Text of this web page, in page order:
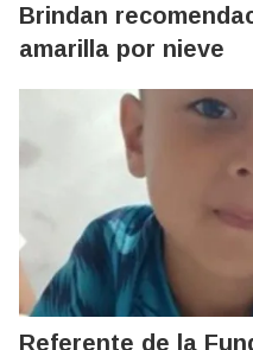
Brindan
amarilla por nieve
Referente de la